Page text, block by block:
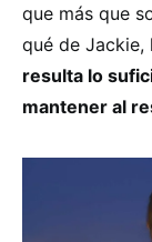
que más que
qué de Jackie,
resulta lo
mantener al